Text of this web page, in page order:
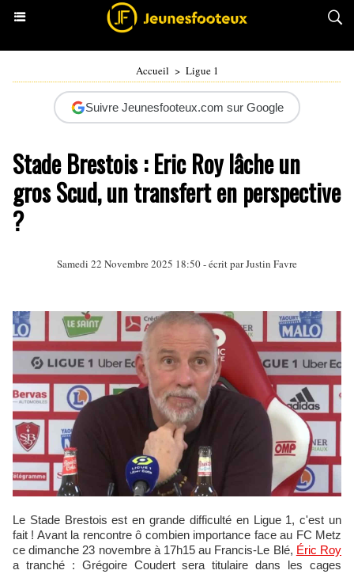
Accueil > Ligue 1
Suivre Jeunesfooteux.com sur Google
Stade Brestois : Eric Roy lâche un
gros Scud, un transfert en perspective
?
Samedi 22 Novembre 2025 18:50 - écrit parJustin Favre
Le Stade Brestois est en grande difficulté en Ligue 1, c'est un
fait ! Avant la rencontre ô combien importance face au FC Metz
ce dimanche 23 novembre à 17h15 au Francis-Le Blé, Éric Roy
a tranché : Grégoire Coudert sera titulaire dans les cages